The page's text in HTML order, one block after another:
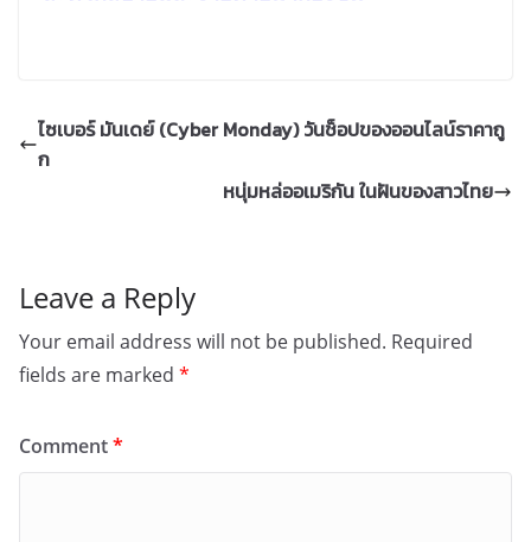
ไซเบอร์ มันเดย์ (Cyber Monday) วันช็อปของออนไลน์ราคาถู
ก
หนุ่มหล่ออเมริกัน ในฝันของสาวไทย
Leave a Reply
Your email address will not be published. Required
fields are marked *
Comment*